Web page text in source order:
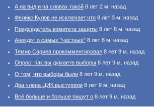
А на вид и на словах такой 8 лет 2 м. назад
Феликс Кулов не исключает,что 8 лет 3 м. назад
Председатель комитета защиты 8 лет 8 м. назад
Анекдот о самых "честных" 8 лет 8 м. назад
Темир Сариев прокомментировал 8 лет 9 м. назад
Опрос: Как вы думаете выборы 8 лет 9 м. назад
О том, что выборы были 8 лет 9 м. назад
Два члена ЦИК выступили 8 лет 9 м. назад
Всё больше и больше пишут о 8 лет 9 м. назад